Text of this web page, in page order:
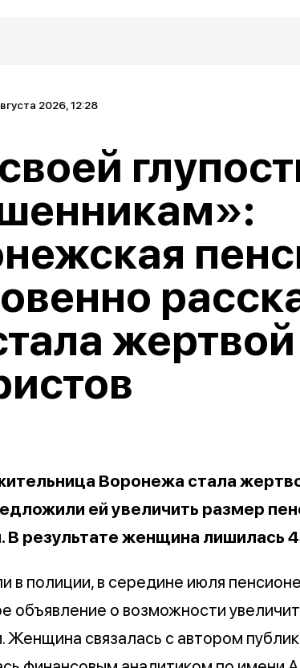
2026, 12:28
жертвой
Воронежа стала
ей увеличить размер
В результате женщина лишилась
в полиции, в середине июля
объявление о возможности
Женщина связалась с автором